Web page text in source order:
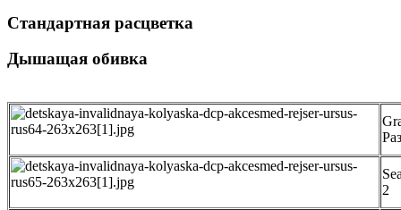
Стандартная расцветка
Дышащая обивка
2